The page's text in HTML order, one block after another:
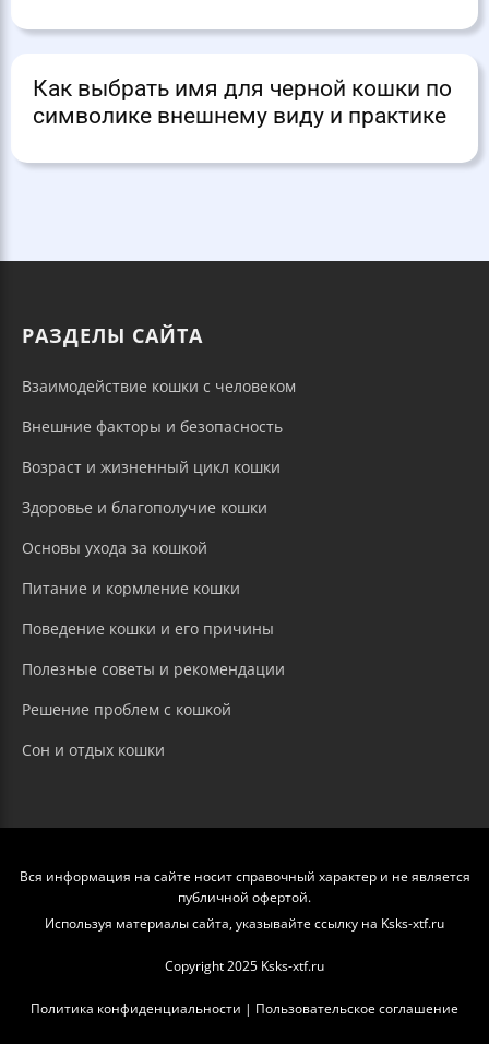
Как выбрать имя для черной кошки по
символике внешнему виду и практике
РАЗДЕЛЫ САЙТА
Взаимодействие кошки с человеком
Внешние факторы и безопасность
Возраст и жизненный цикл кошки
Здоровье и благополучие кошки
Основы ухода за кошкой
Питание и кормление кошки
Поведение кошки и его причины
Полезные советы и рекомендации
Решение проблем с кошкой
Сон и отдых кошки
Вся информация на сайте носит справочный характер и не является
публичной офертой.
Используя материалы сайта, указывайте ссылку на Ksks-xtf.ru
Copyright 2025 Ksks-xtf.ru
Политика конфиденциальности | Пользовательское соглашение